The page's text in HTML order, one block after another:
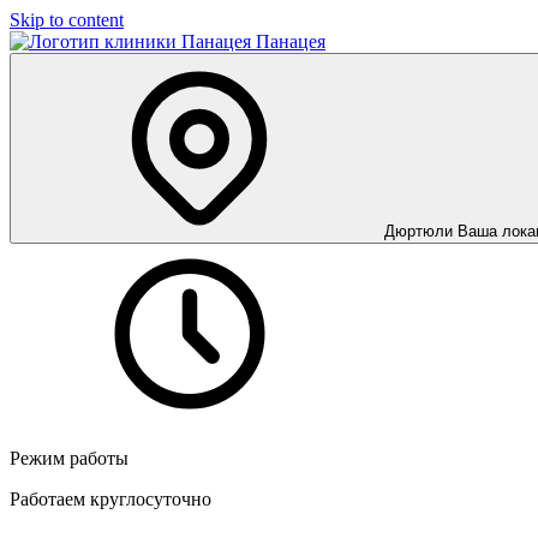
Skip to content
Панацея
Дюртюли Ваша
Режим работы
Работаем круглосуточно